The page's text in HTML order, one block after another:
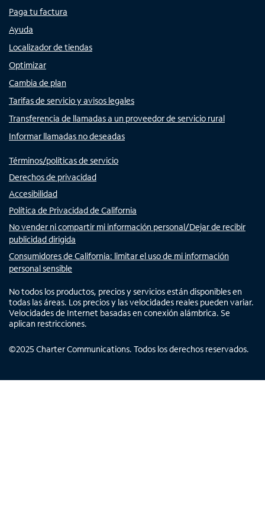
Paga tu factura
Ayuda
Localizador de tiendas
Optimizar
Cambia de plan
Tarifas de servicio y avisos legales
Transferencia de llamadas a un proveedor de servicio rural
Informar llamadas no deseadas
Términos/políticas de servicio
Derechos de privacidad
Accesibilidad
Política de Privacidad de California
No vender ni compartir mi información personal/Dejar de recibir
publicidad dirigida
Consumidores de California: limitar el uso de mi información
personal sensible
No todos los productos, precios y servicios están disponibles en
todas las áreas. Los precios y las velocidades reales pueden variar.
Velocidades de Internet basadas en conexión alámbrica. Se
aplican restricciones.
©2025 Charter Communications. Todos los derechos reservados.